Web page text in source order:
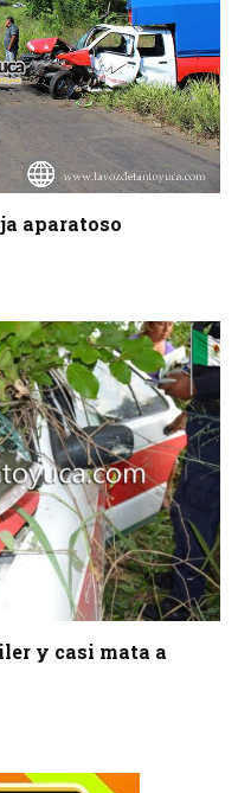
aparatoso
y casi mata a